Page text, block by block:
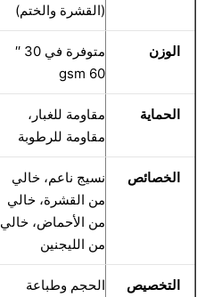
(القشرة والختم)
الوزن
متوفرة في 30 ′′
60 gsm
الحماية
مقاومة للغبار،
مقاومة للرطوبة
الخصائص
نسيج ناعم، خالي
من القشرة، خالي
من الأحماض، خالي
من الليجنين
التخصيص
الحجم وطباعة